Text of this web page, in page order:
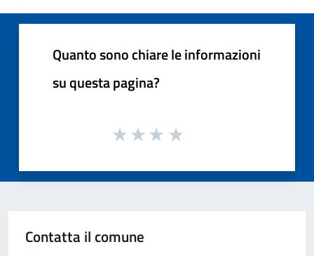
Quanto sono chiare le informazioni
su questa pagina?
Contatta il comune